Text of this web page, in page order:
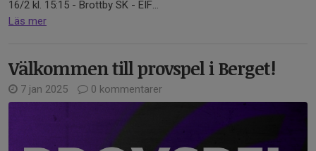
16/2 kl. 15:15 - Brottby SK - EIF...
Läs mer
Välkommen till provspel i Berget!
7 jan 2025 0 kommentarer